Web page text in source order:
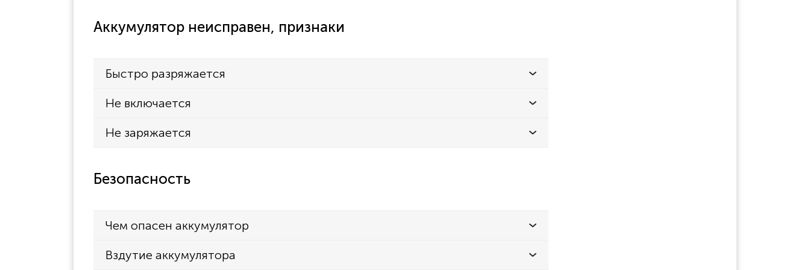
GMR2889-2CK
GMR645
GMR680
GMR8552C
GMR85532CK
Аккумулятор неисправен, признаки
Быстро разряжается
Не включается
Не заряжается
Безопасность
Чем опасен аккумулятор
Вздутие аккумулятора